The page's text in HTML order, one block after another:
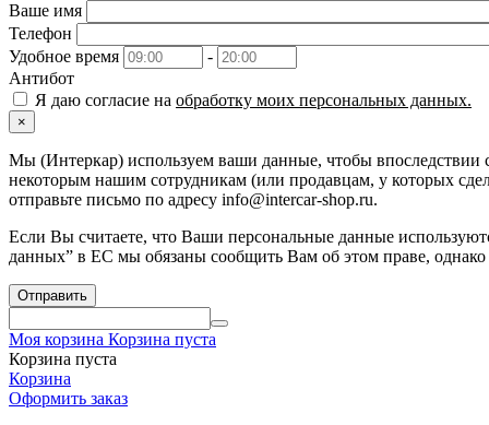
Ваше имя
Телефон
Удобное время
-
Антибот
Я даю согласие на обработку моих персональных данных.
×
Мы (Интеркар) используем ваши данные, чтобы впоследствии
некоторым нашим сотрудникам (или продавцам, у которых
отправьте письмо по адресу info@intercar-shop.ru.
Если Вы считаете, что Ваши персональные данные
данных” в ЕС мы обязаны сообщить Вам об этом праве,
Отправить
Моя корзина Корзина пуста
Корзина пуста
Корзина
Оформить заказ